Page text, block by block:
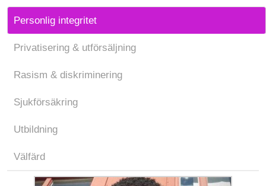
Personlig integritet
Privatisering & utförsäljning
Rasism & diskriminering
Sjukförsäkring
Utbildning
Välfärd